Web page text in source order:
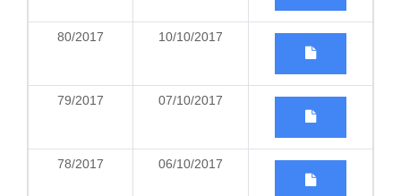
80/2017 10/10/2017
79/2017 07/10/2017
78/2017 06/10/2017